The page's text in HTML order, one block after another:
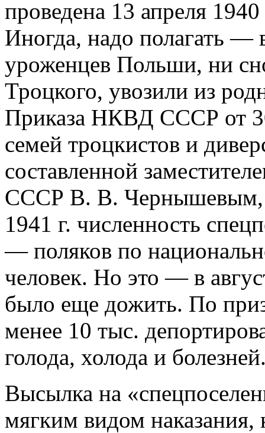
проведена 13 апреля
Иногда, надо полагать —
уроженцев Польши, ни
Троцкого, увозили из
Приказа НКВД СССР от
семей троцкистов и
составленной
СССР В. В. Чернышевым,
1941 г. численность
— поляков по
человек. Но это — в
было еще дожить. По
менее 10 тыс.
голода, холода и
Высылка на
мягким видом наказания,